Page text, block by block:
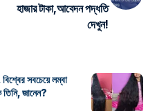
হাজার টাকা,আবেদন পদ্ধতি
দেখুন!
সবচেয়ে লম্বা
তিনি, জানেন?